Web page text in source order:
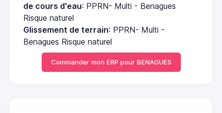
de cours d'eau: PPRN- Multi - Benagues
Risque naturel
Glissement de terrain: PPRN- Multi -
Benagues Risque naturel
Commander mon ERP pour BENAGUES